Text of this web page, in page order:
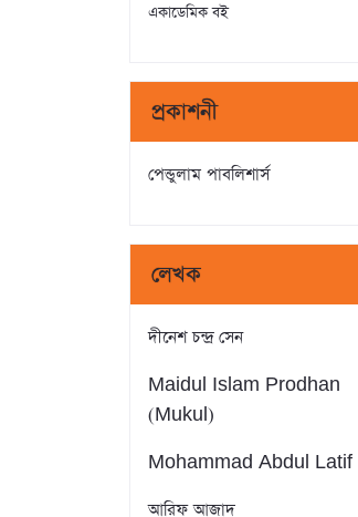
একাডেমিক বই
প্রকাশনী
পেন্ডুলাম পাবলিশার্স
লেখক
দীনেশ চন্দ্র সেন
Maidul Islam Prodhan
(Mukul)
Mohammad Abdul Latif
আরিফ আজাদ